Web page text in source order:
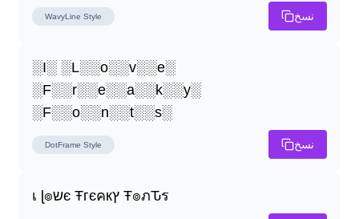
WavyLine Style نسخ
░I░ ░L░░o░░v░░e░
░F░░r░░e░░a░░k░░y░
░F░░o░░n░░t░░s░
DotFrame Style نسخ
เ ɭ๏שє Ŧгєคкץ Ŧ๏ภԎร